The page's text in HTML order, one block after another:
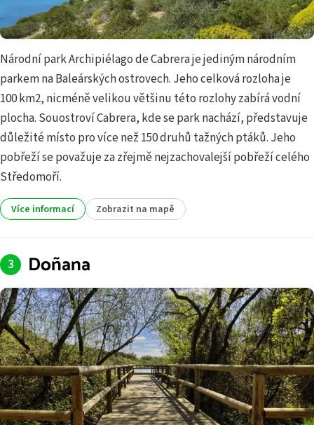
Národní park Archipiélago de Cabrera je jediným národním
parkem na Baleárských ostrovech. Jeho celková rozloha je
100 km2, nicméně velikou většinu této rozlohy zabírá vodní
plocha. Souostroví Cabrera, kde se park nachází, představuje
důležité místo pro více než 150 druhů tažných ptáků. Jeho
pobřeží se považuje za zřejmě nejzachovalejší pobřeží celého
Středomoří.
Více informací Zobrazit na mapě
Doñana